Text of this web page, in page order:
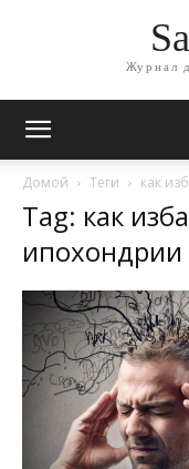
Журнал
Домой Теги как
Tag: как
ипохондрии